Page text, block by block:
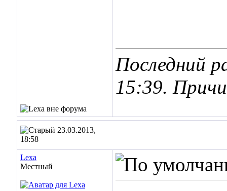
Последний
15:39.
23.03.2013,
18:58
Lexa
Местный